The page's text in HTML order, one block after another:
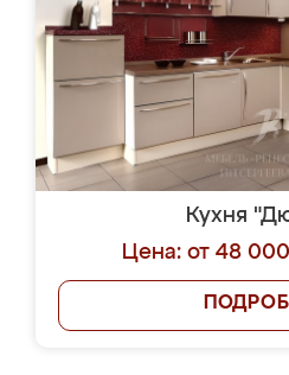
Кухня
Цена: от 48